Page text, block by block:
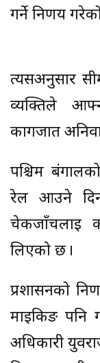
गर्ने निर्णय
त्यसअनुसार
व्यक्तिले
कागजात
पश्चिम
रेल आउने दिन
चेकजाँचलाई
लिएको छ ।
प्रशासनको
माइकिङ पनि
अधिकारी